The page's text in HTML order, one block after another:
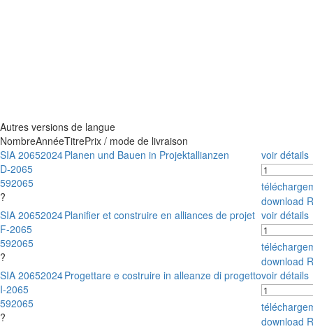
Autres versions de langue
NombreAnnéeTitrePrix / mode de livraison
SIA 2065
D-2065
592065
?
2024Planen und Bauen in Projektallianzen voir détails
download
SIA 2065
F-2065
592065
?
2024Planifier et construire en alliances de projet voir détails
download
SIA 2065
I-2065
592065
?
2024Progettare e costruire in alleanze di progettovoir détails
download